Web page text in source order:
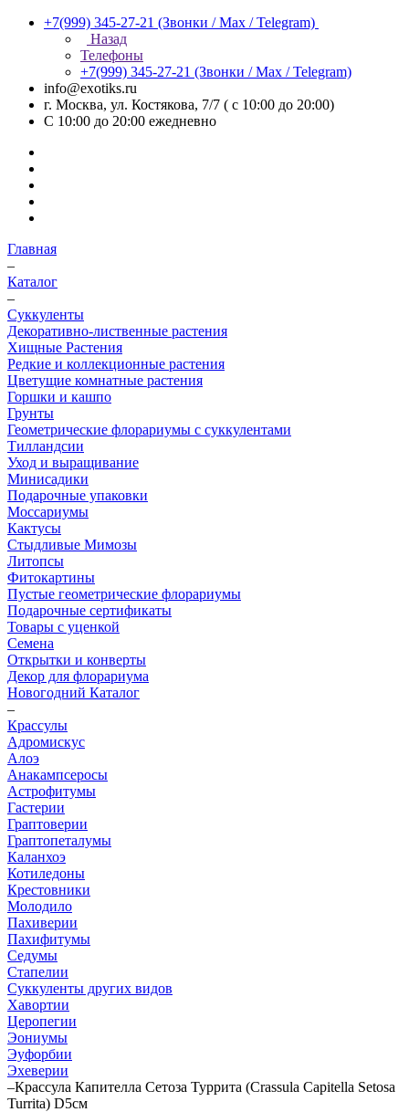
+7(999) 345-27-21 (Звонки / Max / Telegram)
Назад
Телефоны
+7(999) 345-27-21 (Звонки / Max / Telegram)
info@exotiks.ru
г. Москва, ул. Костякова, 7/7 ( с 10:00 до 20:00)
С 10:00 до 20:00 ежедневно
Главная
–
Каталог
–
Суккуленты
Декоративно-лиственные растения
Хищные Растения
Редкие и коллекционные растения
Цветущие комнатные растения
Горшки и кашпо
Грунты
Геометрические флорариумы с суккулентами
Тилландсии
Уход и выращивание
Минисадики
Подарочные упаковки
Моссариумы
Кактусы
Стыдливые Мимозы
Литопсы
Фитокартины
Пустые геометрические флорариумы
Подарочные сертификаты
Товары с уценкой
Семена
Открытки и конверты
Декор для флорариума
Новогодний Каталог
–
Крассулы
Адромискус
Алоэ
Анакампсеросы
Астрофитумы
Гастерии
Граптоверии
Граптопеталумы
Каланхоэ
Котиледоны
Крестовники
Молодило
Пахиверии
Пахифитумы
Седумы
Стапелии
Суккуленты других видов
Хавортии
Церопегии
Эониумы
Эуфорбии
Эхеверии
–Крассула Капителла Сетоза Туррита (Crassula Capitella Setosa
Turrita) D5см